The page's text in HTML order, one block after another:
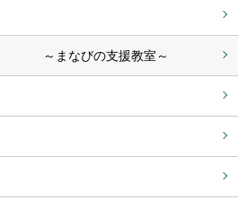
なびの支援教室～